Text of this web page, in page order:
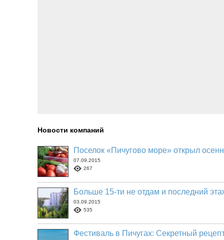
Новости компаний
Поселок «Пичугово море» открыл
07.09.2015
267
Больше 15-ти не отдам и последний
03.09.2015
535
Фестиваль в Пичугах: Секретный